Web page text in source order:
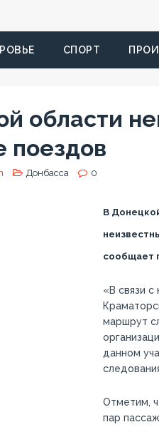
СПОРТ
области
поездов
Донбасса 0
В
сообщает
«В связи
маршрут
данном
Отметим,
пар